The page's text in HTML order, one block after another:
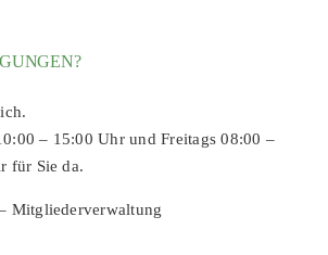
– 15:00 Uhr und Freitags 08:00 –
für Sie da.
Mitgliederverwaltung